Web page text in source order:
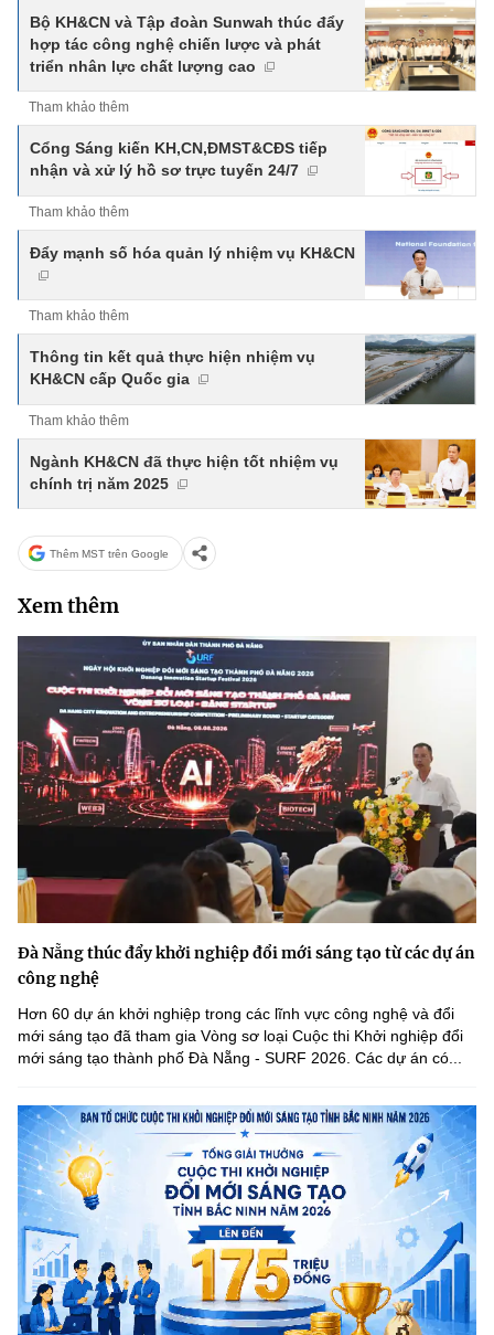
Bộ KH&CN và Tập đoàn Sunwah thúc đẩy
hợp tác công nghệ chiến lược và phát
triển nhân lực chất lượng cao
Tham khảo thêm
Cổng Sáng kiến KH,CN,ĐMST&CĐS tiếp
nhận và xử lý hồ sơ trực tuyến 24/7
Tham khảo thêm
Đẩy mạnh số hóa quản lý nhiệm vụ KH&CN
Tham khảo thêm
Thông tin kết quả thực hiện nhiệm vụ
KH&CN cấp Quốc gia
Tham khảo thêm
Ngành KH&CN đã thực hiện tốt nhiệm vụ
chính trị năm 2025
Thêm MST trên Google
Xem thêm
Đà Nẵng thúc đẩy khởi nghiệp đổi mới sáng tạo từ các dự án
công nghệ
Hơn 60 dự án khởi nghiệp trong các lĩnh vực công nghệ và đổi
mới sáng tạo đã tham gia Vòng sơ loại Cuộc thi Khởi nghiệp đổi
mới sáng tạo thành phố Đà Nẵng - SURF 2026. Các dự án có...